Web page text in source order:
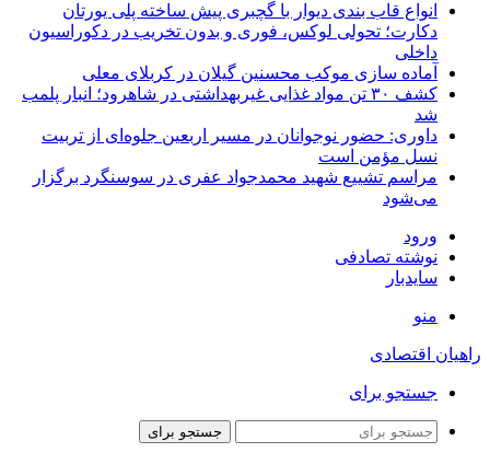
انواع قاب بندی دیوار با گچبری پیش ساخته پلی یورتان
دکارت؛ تحولی لوکس، فوری و بدون تخریب در دکوراسیون
داخلی
آماده سازی موکب محسنین گیلان در کربلای معلی
کشف ۳۰ تن مواد غذایی غیربهداشتی در شاهرود؛ انبار پلمب
شد
داوری: حضور نوجوانان در مسیر اربعین جلوه‌ای از تربیت
نسل مؤمن است
مراسم تشییع شهید محمدجواد عفری در سوسنگرد برگزار
می‌شود
ورود
نوشته تصادفی
سایدبار
منو
راهیان اقتصادی
جستجو برای
جستجو برای